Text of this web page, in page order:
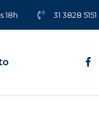
18h 31 3828 5151